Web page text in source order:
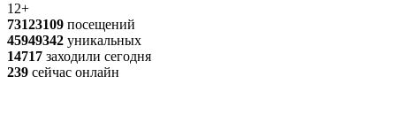
12+
73123109 посещений
45949342 уникальных
14717 заходили сегодня
239 сейчас онлайн